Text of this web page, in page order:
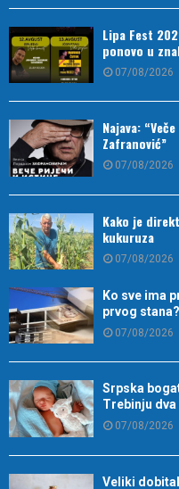
Lipa Fest
ponovo u
07/08/2026
Najava:
Zafranović”
07/08/2026
Kako je
kukuruza
07/08/2026
Ko sve ima
prvog stana?
07/08/2026
Srpska
Trebinju
07/08/2026
Veliki